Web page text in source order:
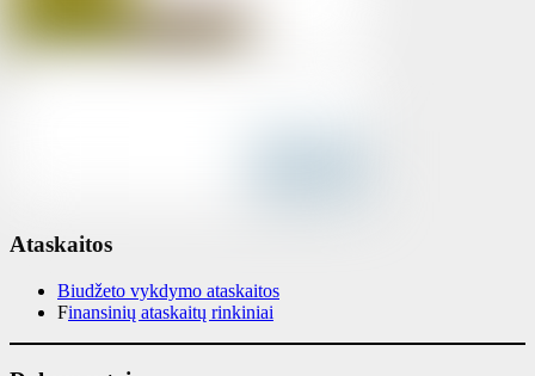
Ataskaitos
Biudžeto vykdymo ataskaitos
Finansinių ataskaitų rinkiniai